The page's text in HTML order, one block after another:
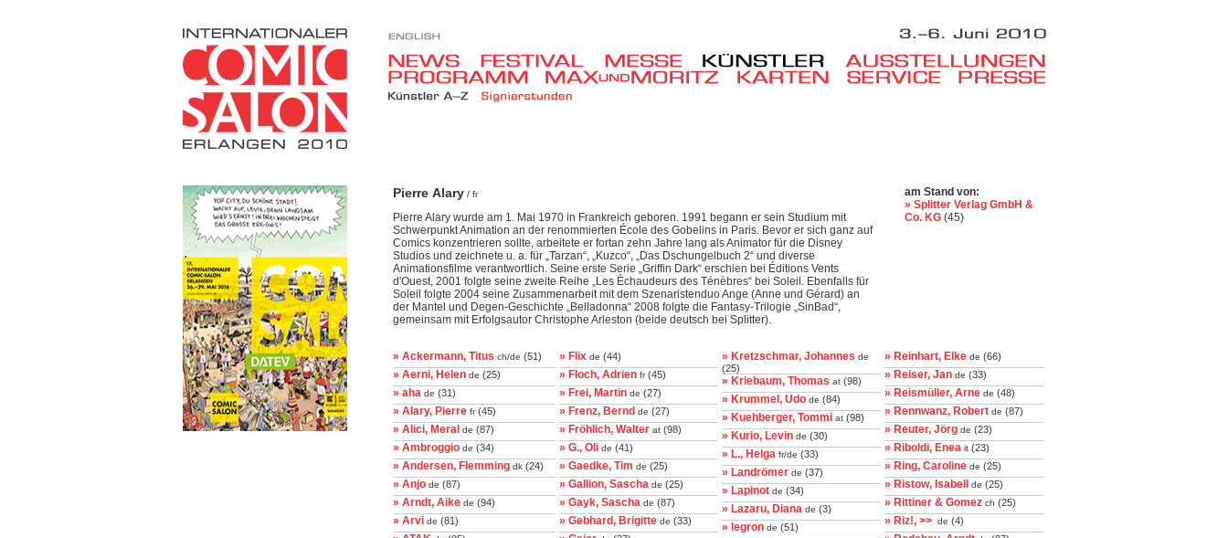
Pierre Alary / fr
Pierre Alary wurde am 1. Mai 1970 in Frankreich geboren. 1991 begann er sein Studium mit
Schwerpunkt Animation an der renommierten École des Gobelins in Paris. Bevor er sich ganz auf
Comics konzentrieren sollte, arbeitete er fortan zehn Jahre lang als Animator für die Disney
Studios und zeichnete u. a. für „Tarzan“, „Kuzco“, „Das Dschungelbuch 2“ und diverse
Animationsfilme verantwortlich. Seine erste Serie „Griffin Dark“ erschien bei Éditions Vents
d'Ouest, 2001 folgte seine zweite Reihe „Les Échaudeurs des Ténèbres“ bei Soleil. Ebenfalls für
Soleil folgte 2004 seine Zusammenarbeit mit dem Szenaristenduo Ange (Anne und Gérard) an
der Mantel und Degen-Geschichte „Belladonna“ 2008 folgte die Fantasy-Trilogie „SinBad“,
gemeinsam mit Erfolgsautor Christophe Arleston (beide deutsch bei Splitter).
am Stand von:
» Splitter Verlag GmbH &
Co. KG (45)
» Ackermann, Titus ch/de (51)
» Aerni, Helen de (25)
» aha de (31)
» Alary, Pierre fr(45)
» Alici, Meral de (87)
» Ambroggio de (34)
» Andersen, Flemming dk (24)
» Anjo de (87)
» Arndt, Aike de (94)
» Arvi de (81)
» Flix de (44)
» Floch, Adrien fr(45)
» Frei, Martin de (27)
» Frenz, Bernd de (27)
» Fröhlich, Walter at (98)
» G., Oli de (41)
» Gaedke, Tim de (25)
» Gallion, Sascha de (25)
» Gayk, Sascha de (87)
» Gebhard, Brigitte de (33)
» Kretzschmar, Johannes de
(25)
» Kriebaum, Thomas at (98)
» Krummel, Udo de (84)
» Kuehberger, Tommi at (98)
» Kurio, Levin de (30)
» L., Helga fr/de (33)
» Landrömer de (37)
» Lapinot de (34)
» Lazaru, Diana de (3)
» legron de (51)
» Reinhart, Elke de (66)
» Reiser, Jan de (33)
» Reismüller, Arne de (48)
» Rennwanz, Robert de (87)
» Reuter, Jörg de (23)
» Riboldi, Enea it (23)
» Ring, Caroline de (25)
» Ristow, Isabell de (25)
» Rittiner & Gomez ch (25)
» Riz!, >> de (4)